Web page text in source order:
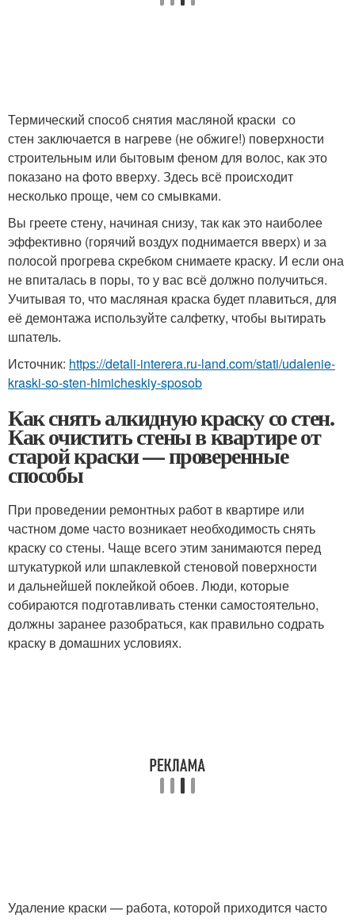
Термический способ снятия масляной краски со
стен заключается в нагреве (не обжиге!) поверхности
строительным или бытовым феном для волос, как это
показано на фото вверху. Здесь всё происходит
несколько проще, чем со смывками.
Вы греете стену, начиная снизу, так как это наиболее
эффективно (горячий воздух поднимается вверх) и за
полосой прогрева скребком снимаете краску. И если она
не впиталась в поры, то у вас всё должно получиться.
Учитывая то, что масляная краска будет плавиться, для
её демонтажа используйте салфетку, чтобы вытирать
шпатель.
Источник: https://detali-interera.ru-land.com/stati/udalenie-
kraski-so-sten-himicheskiy-sposob
Как снять алкидную краску со стен.
Как очистить стены в квартире от
старой краски — проверенные
способы
При проведении ремонтных работ в квартире или
частном доме часто возникает необходимость снять
краску со стены. Чаще всего этим занимаются перед
штукатуркой или шпаклевкой стеновой поверхности
и дальнейшей поклейкой обоев. Люди, которые
собираются подготавливать стенки самостоятельно,
должны заранее разобраться, как правильно содрать
краску в домашних условиях.
Удаление краски — работа, которой приходится часто